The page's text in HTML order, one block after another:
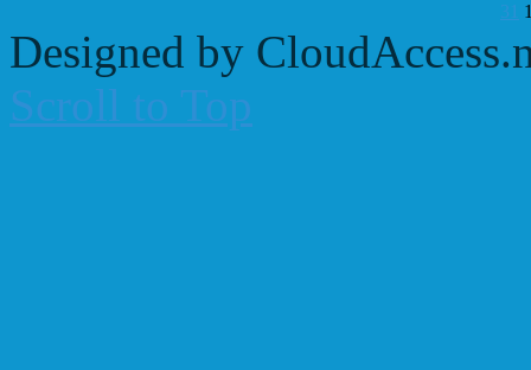
31
Designed by
Scroll to Top